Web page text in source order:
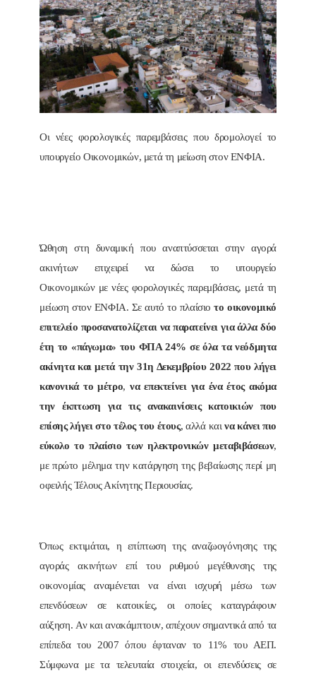
Οι νέες φορολογικές παρεμβάσεις που δρομολογεί το
υπουργείο Οικονομικών, μετά τη μείωση στον ΕΝΦΙΑ.
Ώθηση στη δυναμική που αναπτύσσεται στην αγορά
ακινήτων επιχειρεί να δώσει το υπουργείο
Οικονομικών με νέες φορολογικές παρεμβάσεις, μετά τη
μείωση στον ΕΝΦΙΑ. Σε αυτό το πλαίσιοτο οικονομικό
επιτελείο προσανατολίζεται να παρατείνει για άλλα δύο
έτη το «πάγωμα» του ΦΠΑ 24% σε όλα τα νεόδμητα
ακίνητα και μετά την 31η Δεκεμβρίου 2022 που λήγει
κανονικά το μέτρο,να επεκτείνει για ένα έτος ακόμα
την έκπτωση για τις ανακαινίσεις κατοικιών που
επίσης λήγει στο τέλος του έτους, αλλά καινα κάνει πιο
εύκολο το πλαίσιο των ηλεκτρονικών μεταβιβάσεων,
με πρώτο μέλημα την κατάργηση της βεβαίωσης περί μη
οφειλής Τέλους Ακίνητης Περιουσίας.
Όπως εκτιμάται, η επίπτωση της αναζωογόνησης της
αγοράς ακινήτων επί του ρυθμού μεγέθυνσης της
οικονομίας αναμένεται να είναι ισχυρή μέσω των
επενδύσεων σε κατοικίες, οι οποίες καταγράφουν
αύξηση. Αν και ανακάμπτουν, απέχουν σημαντικά από τα
επίπεδα του 2007 όπου έφταναν το 11% του ΑΕΠ.
Σύμφωνα με τα τελευταία στοιχεία, οι επενδύσεις σε